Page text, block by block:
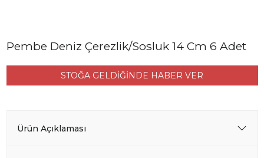
Pembe Deniz Çerezlik/Sosluk 14 Cm 6 Adet
STOĞA GELDİĞİNDE HABER VER
Ürün Açıklaması